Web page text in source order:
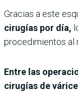
Gracias a este
cirugías por día,
procedimientos al
Entre las
cirugías de